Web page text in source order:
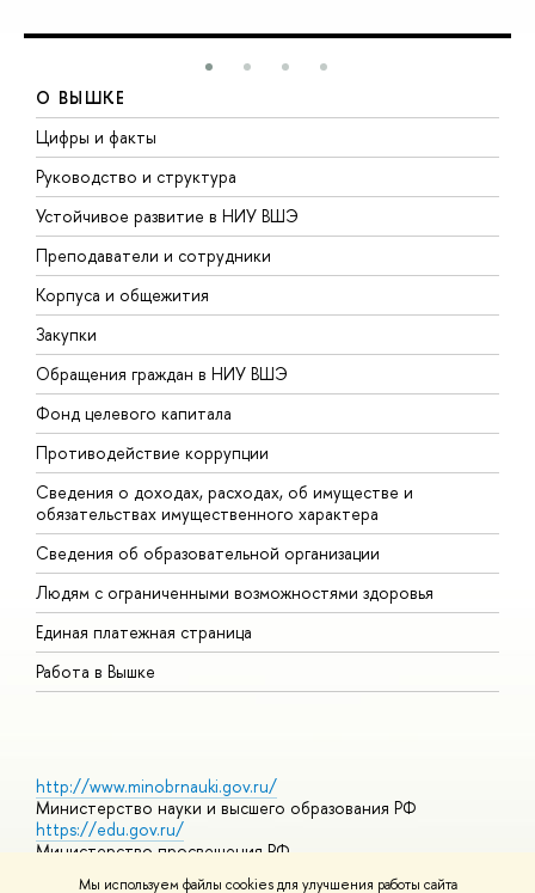
Мы используем файлы cookies для улучшения работы сайта
О ВЫШКЕ
Цифры и факты
Руководство и структура
Устойчивое развитие в НИУ ВШЭ
Преподаватели и сотрудники
Корпуса и общежития
Закупки
Обращения граждан в НИУ ВШЭ
Фонд целевого капитала
Противодействие коррупции
Сведения о доходах, расходах, об имуществе и
обязательствах имущественного характера
Сведения об образовательной организации
Людям с ограниченными возможностями здоровья
Единая платежная страница
Работа в Вышке
http://www.minobrnauki.gov.ru/
Министерство науки и высшего образования РФ
https://edu.gov.ru/
Министерство просвещения РФ
https://elearning.hse.ru/mooc